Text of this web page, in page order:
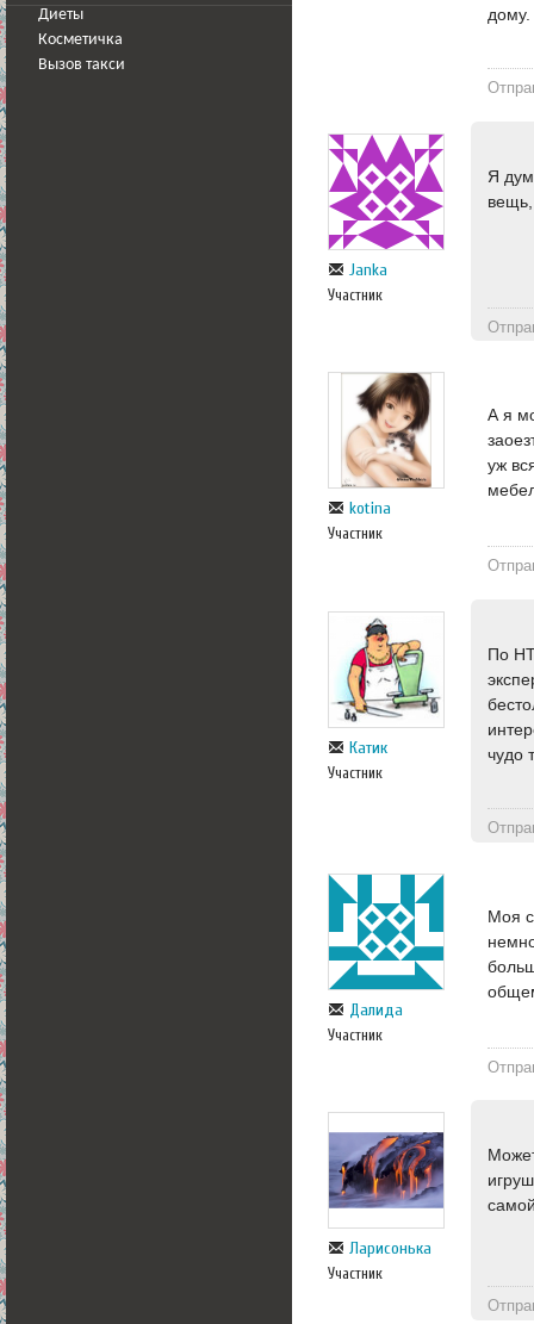
Диеты
Косметичка
Вызов такси
дому.
Janka
Участник
Я
kotina
Участник
А я
уж
Катик
Участник
По
чудо
Далида
Участник
Моя
Ларисонька
Участник